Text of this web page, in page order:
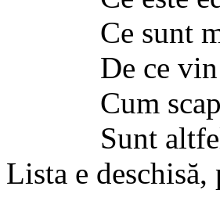
Ce sunt
De ce vin
Cum scap
Sunt altfel
Lista e